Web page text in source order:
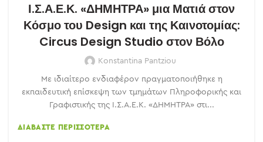
Ι.Σ.Α.Ε.Κ. «ΔΗΜΗΤΡΑ» μια Ματιά στον
Κόσμο του Design και της Καινοτομίας:
Circus Design Studio στον Βόλο
Konstantina Pantziou
Με ιδιαίτερο ενδιαφέρον πραγματοποιήθηκε η
εκπαιδευτική επίσκεψη των τμημάτων Πληροφορικής και
Γραφιστικής της Ι.Σ.Α.Ε.Κ. «ΔΗΜΗΤΡΑ» στι...
ΔΙΑΒΆΣΤΕ ΠΕΡΙΣΣΌΤΕΡΑ